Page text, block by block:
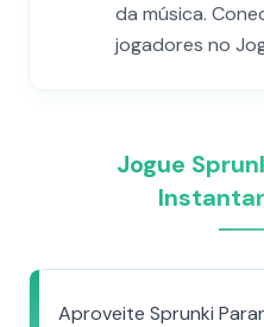
da música.
jogadores no
Jogue
Aproveite Sprunki